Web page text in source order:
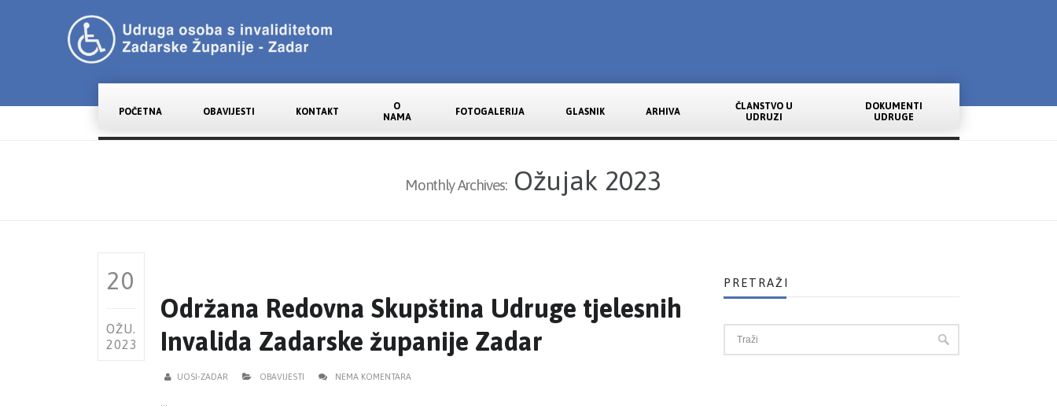
POČETNA OBAVIJESTI KONTAKT
O
NAMA
FOTOGALERIJA GLASNIK ARHIVA
ČLANSTVO U
UDRUZI
DOKUMENTI
UDRUGE
Monthly Archives:Ožujak 2023
20
OŽU.
2023
Održana Redovna Skupština Udruge tjelesnih
Invalida Zadarske županije Zadar
UOSI-ZADAR OBAVIJESTI NEMA KOMENTARA
...
PRETRAŽI